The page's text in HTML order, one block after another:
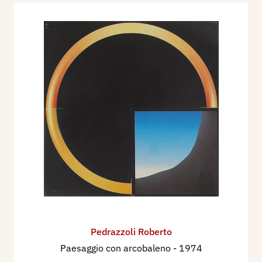
Roberto Pedrazzoli
E-mail:r.pedrazzoli@virgio.it
Bibliografia:
1985 - Pittori Scultori Incisori nella Mantova del
‘900, a cura di Adalberto Sartori, Mantova,
Archivio Grafico Sartori, pp. 366/370.
2003 - Adalberto Sartori - Arianna Sartori, Artisti
a Mantova nei secoli XIX e XX. Dizionario
Sartori Editore, pp. 2299/2308.
2023 - Adalberto Sartori, La stampa d'arte a
Pedrazzoli Roberto
Paesaggio con arcobaleno - 1974